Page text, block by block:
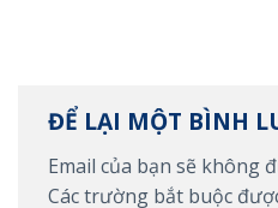
ĐỂ LẠI MỘT BÌNH
Email của bạn sẽ không
Các trường bắt buộc